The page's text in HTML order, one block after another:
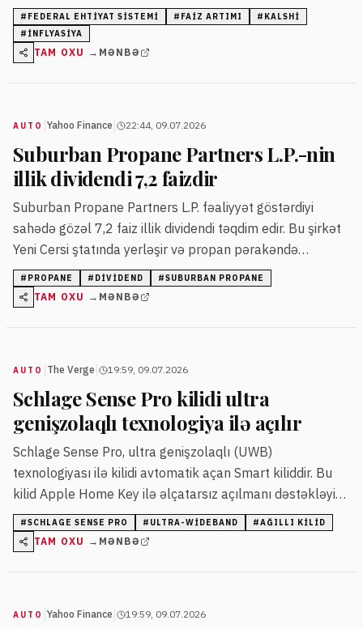
səviyyəsində qiymətləndirir, 2028-ci il üçün isə bu rəqəm
80 faizə çatır.
# FEDERAL EHTIYAT SISTEMI # FAIZ ARTIMI # KALSHI
# INFLYASIYA
TAM OXU → MƏNBƏ
AUTO Yahoo Finance 22:44, 09.07.2026
Suburban Propane Partners L.P.-nin
illik dividendi 7,2 faizdir
Suburban Propane Partners L.P. fəaliyyət göstərdiyi
sahədə gözəl 7,2 faiz illik dividendi təqdim edir. Bu şirkət
Yeni Cersi ştatında yerləşir və propan pərakəndə
satışında uzunmüddətli təcrübəyə malikdir.
# PROPANE # DIVIDEND #SUBURBAN PROPANE
TAM OXU → MƏNBƏ
AUTO The Verge 19:59, 09.07.2026
Schlage Sense Pro kilidi ultra
genişzolaqlı texnologiya ilə açılır
Schlage Sense Pro, ultra genişzolaqlı (UWB)
texnologiyası ilə kilidi avtomatik açan Smart kiliddir. Bu
kilid Apple Home Key ilə əlçatarsız açılmanı dəstəkləyir
və fiziki açarı tamamilə aradan qaldırır.
#SCHLAGE SENSE PRO # ULTRA-WIDEBAND #AĞILLI KILID
TAM OXU → MƏNBƏ
AUTO Yahoo Finance 19:59, 09.07.2026